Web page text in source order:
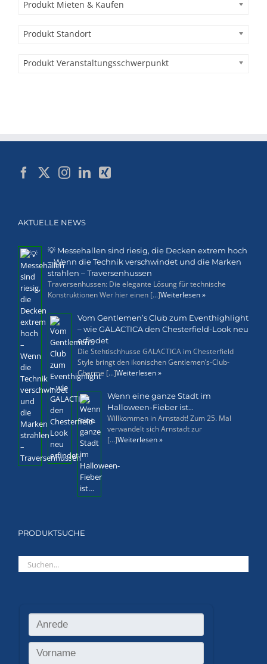
Produkt Mieten & Kaufen
Produkt Standort
Produkt Veranstaltungsschwerpunkt
AKTUELLE NEWS
💡 Messehallen sind riesig, die Decken extrem hoch
– Wenn die Technik verschwindet und die Marken
strahlen – Traversenhussen
Traversenhussen: Die elegante Lösung für technische
Konstruktionen Wer hier einen [...]Weiterlesen »
Vom Gentlemen’s Club zum Eventhighlight
– wie GALACTICA den Chesterfield-Look neu
erfindet
Die Stehtischhusse GALACTICA im Chesterfield
Style bringt den ikonischen Gentlemen’s-Club-
Charme [...]Weiterlesen »
Wenn eine ganze Stadt im
Halloween-Fieber ist…
Willkommen in Arnstadt! Zum 25. Mal
verwandelt sich Arnstadt zur
[...]Weiterlesen »
PRODUKTSUCHE